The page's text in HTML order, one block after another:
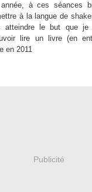
à ces séances
à la langue de
atteindre le but que
lire un livre (en
en 2011
Publicité